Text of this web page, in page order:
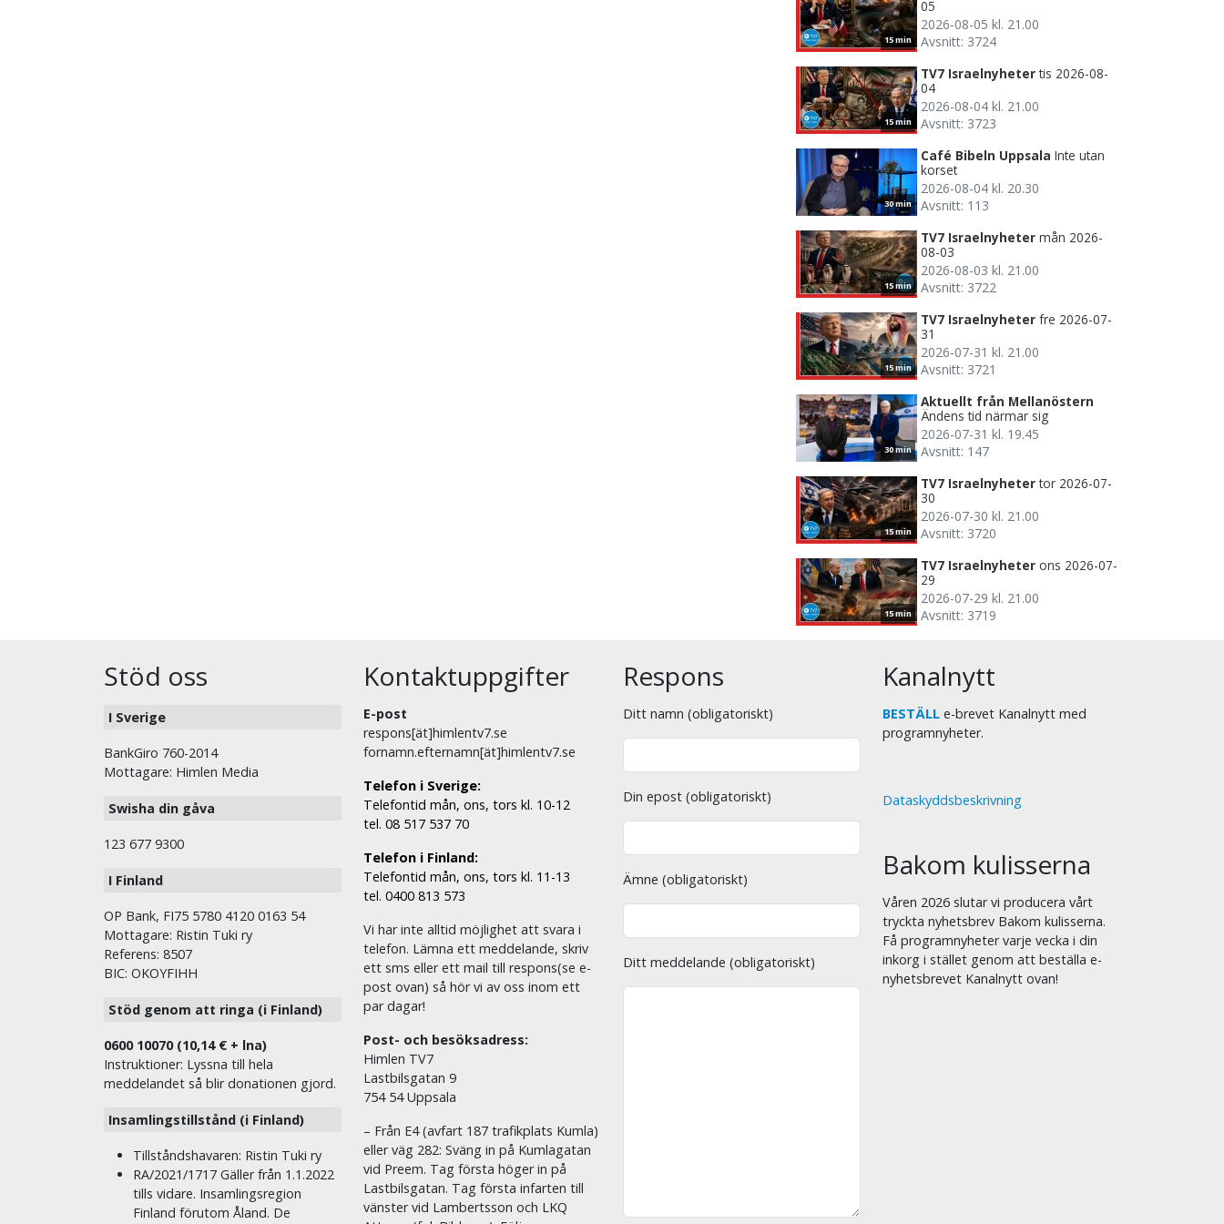
15 min
05
2026-08-05 kl. 21.00
Avsnitt: 3724
15 min
TV7 Israelnyheter tis 2026-08-
04
2026-08-04 kl. 21.00
Avsnitt: 3723
30 min
Café Bibeln Uppsala Inte utan
korset
2026-08-04 kl. 20.30
Avsnitt: 113
15 min
TV7 Israelnyheter mån 2026-
08-03
2026-08-03 kl. 21.00
Avsnitt: 3722
15 min
TV7 Israelnyheter fre 2026-07-
31
2026-07-31 kl. 21.00
Avsnitt: 3721
30 min
Aktuellt från Mellanöstern
Ändens tid närmar sig
2026-07-31 kl. 19.45
Avsnitt: 147
15 min
TV7 Israelnyheter tor 2026-07-
30
2026-07-30 kl. 21.00
Avsnitt: 3720
15 min
TV7 Israelnyheter ons 2026-07-
29
2026-07-29 kl. 21.00
Avsnitt: 3719
Stöd oss
I Sverige
BankGiro 760-2014
Mottagare: Himlen Media
Swisha din gåva
123 677 9300
I Finland
OP Bank, FI75 5780 4120 0163 54
Mottagare: Ristin Tuki ry
Referens: 8507
BIC: OKOYFIHH
Stöd genom att ringa (i Finland)
0600 10070 (10,14 € + lna)
Instruktioner: Lyssna till hela
meddelandet så blir donationen gjord.
Insamlingstillstånd (i Finland)
Tillståndshavaren: Ristin Tuki ry
RA/2021/1717 Gäller från 1.1.2022
tills vidare. Insamlingsregion
Finland förutom Åland. De
Kontaktuppgifter
E-post
respons[ät]himlentv7.se
fornamn.efternamn[ät]himlentv7.se
Telefon i Sverige:
Telefontid mån, ons, tors kl. 10-12
tel. 08 517 537 70
Telefon i Finland:
Telefontid mån, ons, tors kl. 11-13
tel. 0400 813 573
Vi har inte alltid möjlighet att svara i
telefon. Lämna ett meddelande, skriv
ett sms eller ett mail till respons(se e-
post ovan) så hör vi av oss inom ett
par dagar!
Post- och besöksadress:
Himlen TV7
Lastbilsgatan 9
754 54 Uppsala
– Från E4 (avfart 187 trafikplats Kumla)
eller väg 282: Sväng in på Kumlagatan
vid Preem. Tag första höger in på
Lastbilsgatan. Tag första infarten till
vänster vid Lambertsson och LKQ
Respons
Ditt namn (obligatoriskt)
Din epost (obligatoriskt)
Ämne (obligatoriskt)
Ditt meddelande (obligatoriskt)
Kanalnytt
BESTÄLL e-brevet Kanalnytt med
programnyheter.
Dataskyddsbeskrivning
Bakom kulisserna
Våren 2026 slutar vi producera vårt
tryckta nyhetsbrev Bakom kulisserna.
Få programnyheter varje vecka i din
inkorg i stället genom att beställa e-
nyhetsbrevet Kanalnytt ovan!